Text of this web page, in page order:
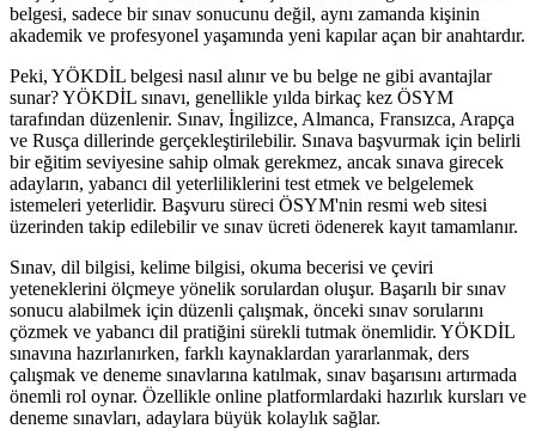
belgesi, sadece bir sınav sonucunu değil, aynı zamanda kişinin
akademik ve profesyonel yaşamında yeni kapılar açan bir anahtardır.
Peki, YÖKDİL belgesi nasıl alınır ve bu belge ne gibi avantajlar
sunar? YÖKDİL sınavı, genellikle yılda birkaç kez ÖSYM
tarafından düzenlenir. Sınav, İngilizce, Almanca, Fransızca, Arapça
ve Rusça dillerinde gerçekleştirilebilir. Sınava başvurmak için belirli
bir eğitim seviyesine sahip olmak gerekmez, ancak sınava girecek
adayların, yabancı dil yeterliliklerini test etmek ve belgelemek
istemeleri yeterlidir. Başvuru süreci ÖSYM'nin resmi web sitesi
üzerinden takip edilebilir ve sınav ücreti ödenerek kayıt tamamlanır.
Sınav, dil bilgisi, kelime bilgisi, okuma becerisi ve çeviri
yeteneklerini ölçmeye yönelik sorulardan oluşur. Başarılı bir sınav
sonucu alabilmek için düzenli çalışmak, önceki sınav sorularını
çözmek ve yabancı dil pratiğini sürekli tutmak önemlidir. YÖKDİL
sınavına hazırlanırken, farklı kaynaklardan yararlanmak, ders
çalışmak ve deneme sınavlarına katılmak, sınav başarısını artırmada
önemli rol oynar. Özellikle online platformlardaki hazırlık kursları ve
deneme sınavları, adaylara büyük kolaylık sağlar.